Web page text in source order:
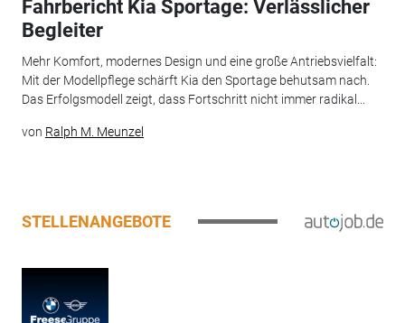
Fahrbericht Kia Sportage: Verlässlicher
Begleiter
Mehr Komfort, modernes Design und eine große Antriebsvielfalt:
Mit der Modellpflege schärft Kia den Sportage behutsam nach.
Das Erfolgsmodell zeigt, dass Fortschritt nicht immer radikal...
von Ralph M. Meunzel
STELLENANGEBOTE